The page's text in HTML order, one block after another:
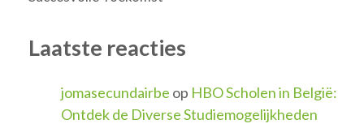
Laatste reacties
jomasecundairbe op HBO Scholen in België:
Ontdek de Diverse Studiemogelijkheden